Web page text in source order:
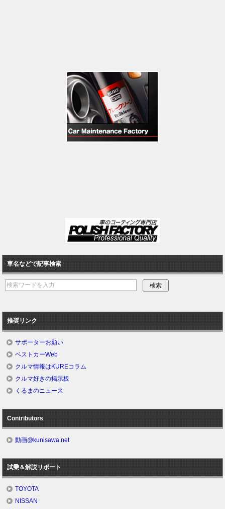
車名などで記事検索
推奨リンク
サポーターお願い
ベストカーWeb
クルマ情報はKUREコラム
クルマ好きの掲示板
くるまのニュース
Contributors
動画@kunisawa.net
試乗＆解説リポート
TOYOTA
NISSAN